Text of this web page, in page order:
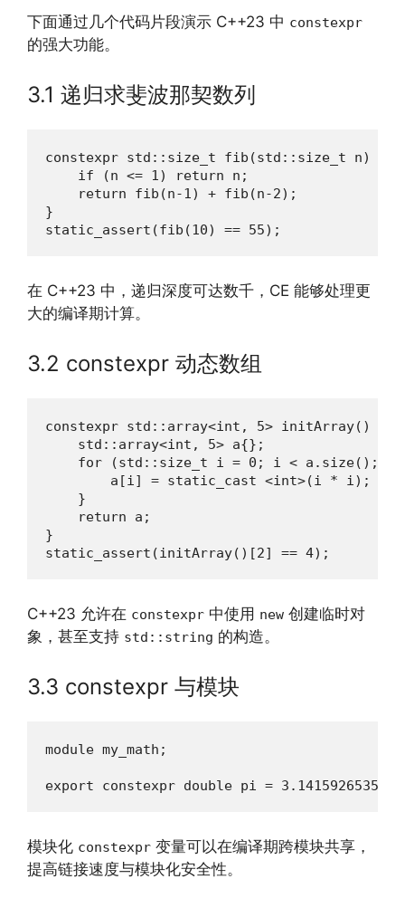
下面通过几个代码片段演示 C++23 中 constexpr
的强大功能。
3.1 递归求斐波那契数列
constexpr std::size_t fib(std::size_t n) {
    if (n <= 1) return n;
    return fib(n-1) + fib(n-2);
}
static_assert(fib(10) == 55);
在 C++23 中，递归深度可达数千，CE 能够处理更
大的编译期计算。
3.2 constexpr 动态数组
constexpr std::array<int, 5> initArray() {
    std::array<int, 5> a{};
for (std::size_t i = 0; i < a.size();
        a[i] = static_cast <int>(i * i);
    }
    return a;
}
static_assert(initArray()[2] == 4);
C++23 允许在 constexpr 中使用 new 创建临时对
象，甚至支持 std::string 的构造。
3.3 constexpr 与模块
module my_math;
export constexpr double pi =
模块化 constexpr 变量可以在编译期跨模块共享，
提高链接速度与模块化安全性。